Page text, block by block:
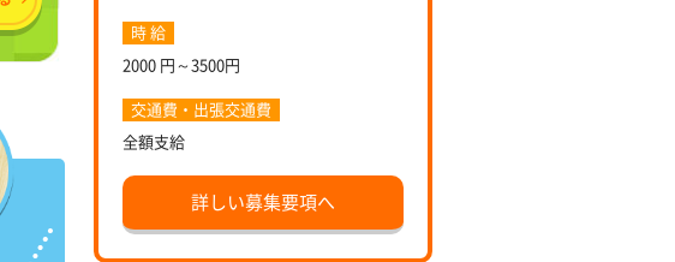
時 給
2000 円～3500円
交通費・出張交通費
全額支給
詳しい募集要項へ